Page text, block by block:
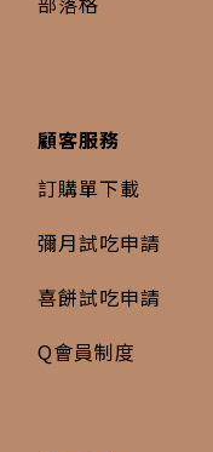
顧客服務
訂購單下載
彌月試吃申請
喜餅試吃申請
Q會員制度